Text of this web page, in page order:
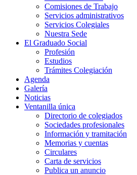
Comisiones de Trabajo
Servicios administrativos
Servicios Colegiales
Nuestra Sede
El Graduado Social
Profesión
Estudios
Trámites Colegiación
Agenda
Galería
Noticias
Ventanilla única
Directorio de colegiados
Sociedades profesionales
Información y tramitación
Memorias y cuentas
Circulares
Carta de servicios
Publica un anuncio